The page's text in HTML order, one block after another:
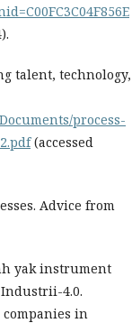
talent, technology,
process-
(accessed
Advice from
yak instrument
4.0.
in